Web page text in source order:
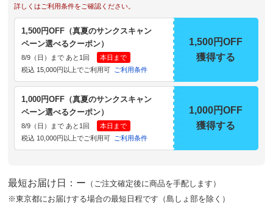
詳しくはご利用条件をご確認ください。
1,500円OFF（真夏のサンクスキャン
ペーン選べるクーポン）
8/9（日）まで あと1回
本日まで
税込 15,000円以上でご利用可
ご利用条件
1,500円OFF
獲得する
1,000円OFF（真夏のサンクスキャン
ペーン選べるクーポン）
8/9（日）まで あと1回
本日まで
税込 10,000円以上でご利用可
ご利用条件
1,000円OFF
獲得する
最短お届け日：ー （ご注文確定後に商品を手配します）
※東京都にお届けする場合の最短日程です（島しょ部を除く）